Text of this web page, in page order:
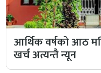
आर्थिक वर्षको आठ
खर्च अत्यन्तै न्यून